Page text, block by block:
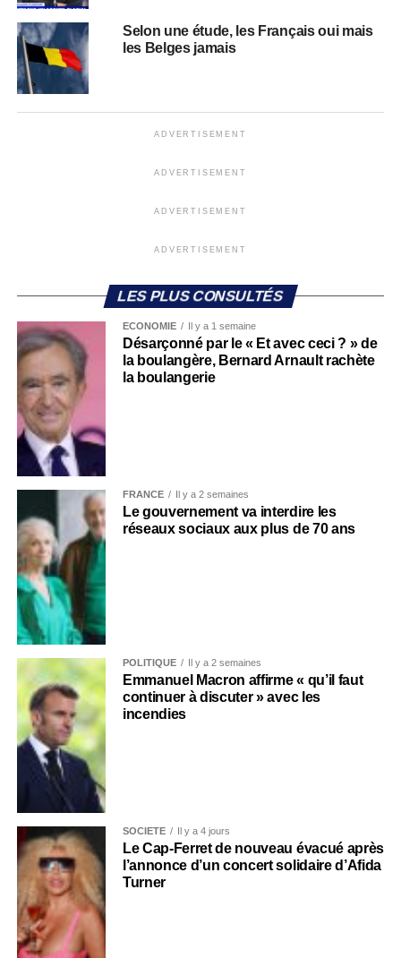
Selon une étude, les Français oui mais
les Belges jamais
ADVERTISEMENT
ADVERTISEMENT
ADVERTISEMENT
ADVERTISEMENT
LES PLUS CONSULTÉS
ECONOMIE Il y a 1 semaine
Désarçonné par le « Et avec ceci ? » de
la boulangère, Bernard Arnault rachète
la boulangerie
FRANCE Il y a 2 semaines
Le gouvernement va interdire les
réseaux sociaux aux plus de 70 ans
POLITIQUE Il y a 2 semaines
Emmanuel Macron affirme « qu’il faut
continuer à discuter » avec les
incendies
SOCIÉTÉ Il y a 4 jours
Le Cap-Ferret de nouveau évacué après
l’annonce d’un concert solidaire d’Afida
Turner